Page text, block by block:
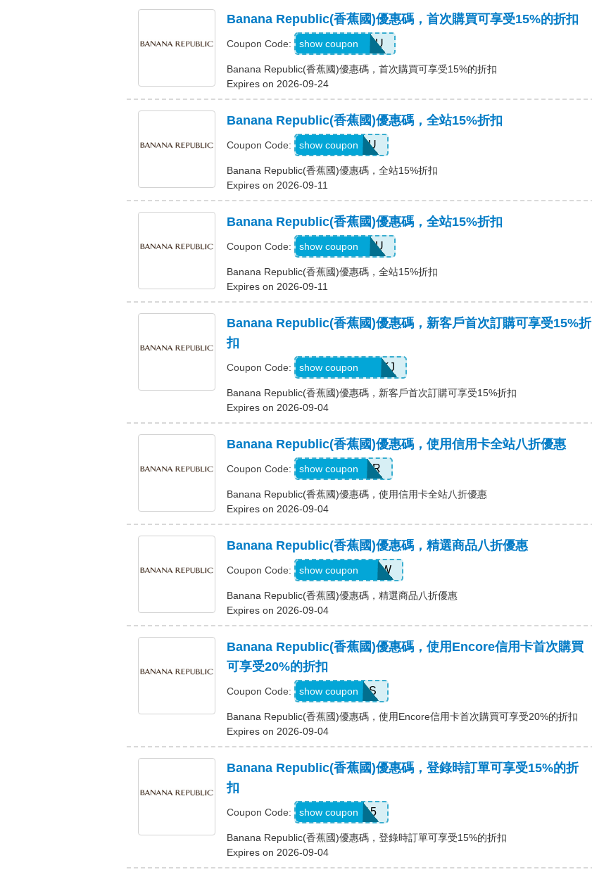
Banana Republic(香蕉國)優惠碼，首次購買可享受15%的折扣
Coupon Code: JUSTFORYOU
show coupon
Banana Republic(香蕉國)優惠碼，首次購買可享受15%的折扣
Expires on 2026-09-24
Banana Republic(香蕉國)優惠碼，全站15%折扣
Coupon Code: ALLFORYOU
show coupon
Banana Republic(香蕉國)優惠碼，全站15%折扣
Expires on 2026-09-11
Banana Republic(香蕉國)優惠碼，全站15%折扣
Coupon Code: JUSTFORYOU
show coupon
Banana Republic(香蕉國)優惠碼，全站15%折扣
Expires on 2026-09-11
Banana Republic(香蕉國)優惠碼，新客戶首次訂購可享受15%折
扣
Coupon Code: D99HGQJD6QKJ
show coupon
Banana Republic(香蕉國)優惠碼，新客戶首次訂購可享受15%折扣
Expires on 2026-09-04
Banana Republic(香蕉國)優惠碼，使用信用卡全站八折優惠
Coupon Code: WELCOMEBR
show coupon
Banana Republic(香蕉國)優惠碼，使用信用卡全站八折優惠
Expires on 2026-09-04
Banana Republic(香蕉國)優惠碼，精選商品八折優惠
Coupon Code: GAPGOODNOW
show coupon
Banana Republic(香蕉國)優惠碼，精選商品八折優惠
Expires on 2026-09-04
Banana Republic(香蕉國)優惠碼，使用Encore信用卡首次購買
可享受20%的折扣
Coupon Code: 14DAYPASS
show coupon
Banana Republic(香蕉國)優惠碼，使用Encore信用卡首次購買可享受20%的折扣
Expires on 2026-09-04
Banana Republic(香蕉國)優惠碼，登錄時訂單可享受15%的折
扣
Coupon Code: SALEDAY15
show coupon
Banana Republic(香蕉國)優惠碼，登錄時訂單可享受15%的折扣
Expires on 2026-09-04